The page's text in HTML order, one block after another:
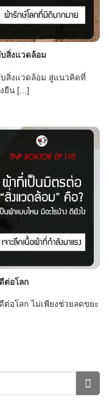
สิ่งแวดล้อม
บสิ่งแวดล้อม สู่แนวคิดที่
ยืน [...]
ต่อโลก
อโลก ไม่เพียงช่วยลดขยะ